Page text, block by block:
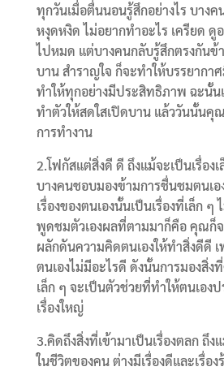
ทุกวันเมื่อตื่นนอนรู้สึกอย่างไร บาง
หงุดหงิด ไม่อยากทำอะไร เครียด ดู
ไปหมด แต่บางคนกลับรู้สึกตรงกันข้
บาน สำราญใจ ก็จะทำให้บรรยากา
ทำให้ทุกอย่างมีประสิทธิภาพ ฉะนั้
ทำตัวให้สดใสเปิดบาน แล้ววันนั้นคุ
การทำงาน
2.โฟกัสแต่สิ่งดี ดี ถึงแม้จะเป็นเรื่องเ
บางคนชอบมองข้ามการชื่นชมตนเอ
เรื่องของตนเองนั้นเป็นเรื่องที่เล็ก ๆ
พูดชมตัวเองผลที่ตามมาก็คือ คุณก็จ
ผลักดันความคิดตนเองให้ทำสิ่งดีดี
ตนเองไม่มีอะไรดี ดังนั้นการมองสิ่ง
เล็ก ๆ จะเป็นตัวช่วยที่ทำให้ตนเอง
เรื่องใหญ่
3.คิดถึงสิ่งที่เข้ามาเป็นเรื่องตลก ถึง
ในชีวิตของคน ต่างมีเรื่องดีและเรื่อง